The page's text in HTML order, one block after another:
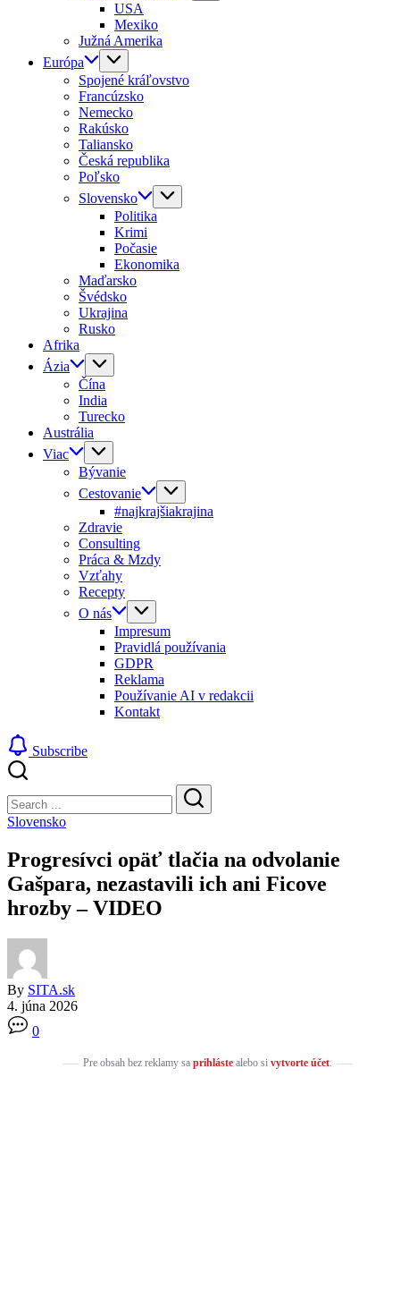
USA
Mexiko
Južná Amerika
Európa
Spojené kráľovstvo
Francúzsko
Nemecko
Rakúsko
Taliansko
Česká republika
Poľsko
Slovensko
Politika
Krimi
Počasie
Ekonomika
Maďarsko
Švédsko
Ukrajina
Rusko
Afrika
Ázia
Čína
India
Turecko
Austrália
Viac
Bývanie
Cestovanie
#najkrajšiakrajina
Zdravie
Consulting
Práca & Mzdy
Vzťahy
Recepty
O nás
Impresum
Pravidlá používania
GDPR
Reklama
Používanie AI v redakcii
Kontakt
Subscribe
Search
Search
Slovensko
Progresívci opäť tlačia na odvolanie
Gašpara, nezastavili ich ani Ficove
hrozby – VIDEO
By SITA.sk
4. júna 2026
0
Pre obsah bez reklamy sa prihlástealebo si vytvorte účet.